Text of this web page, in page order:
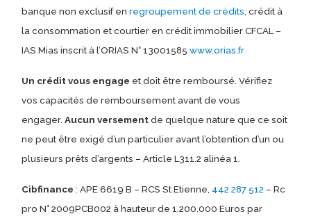
banque non exclusif enregroupement de crédits , crédit à
la consommation et courtier en crédit immobilier CFCAL –
IAS Mias inscrit à l’ORIAS N° 13001585www.orias.fr
Un crédit vous engage et doit être remboursé. Vérifiez
vos capacités de remboursement avant de vous
engager.Aucun versementde quelque nature que ce soit
ne peut être exigé d’un particulier avant l’obtention d’un ou
plusieurs prêts d’argents – Article L311.2 alinéa 1.
Cibfinance: APE 6619 B – RCS St Etienne, 442 287 512 – Rc
pro N° 2009PCB002 à hauteur de 1.200.000 Euros par